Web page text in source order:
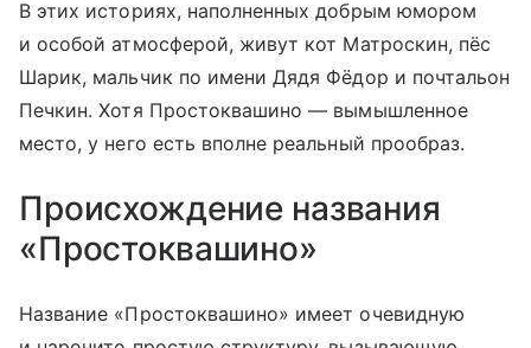
В этих историях, наполненных добрым юмором
и особой атмосферой, живут кот Матроскин, пёс
Шарик, мальчик по имени Дядя Фёдор и почтальон
Печкин. Хотя Простоквашино — вымышленное
место, у него есть вполне реальный прообраз.
Происхождение названия
«Простоквашино»
Название «Простоквашино» имеет очевидную